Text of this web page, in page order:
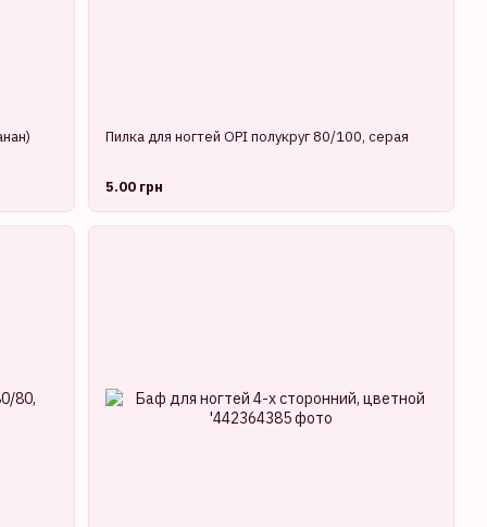
Пилка для ногтей OPI полукруг 80/100, серая
5.00 грн